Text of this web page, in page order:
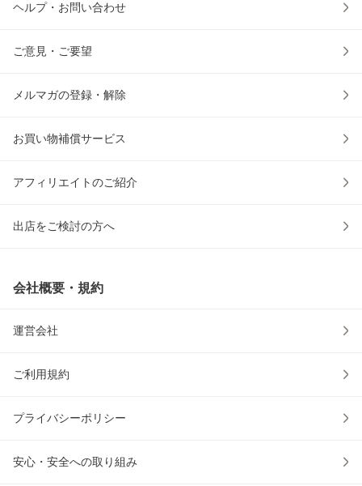
ヘルプ・お問い合わせ
ご意見・ご要望
メルマガの登録・解除
お買い物補償サービス
アフィリエイトのご紹介
出店をご検討の方へ
会社概要・規約
運営会社
ご利用規約
プライバシーポリシー
安心・安全への取り組み